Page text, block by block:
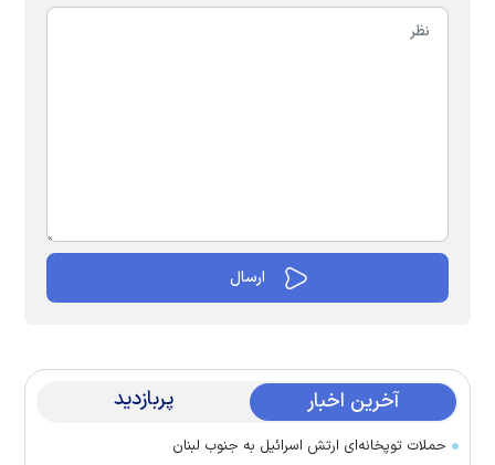
آخرین اخبار پربازدید
حملات توپخانه‌ای ارتش اسرائیل به جنوب لبنان